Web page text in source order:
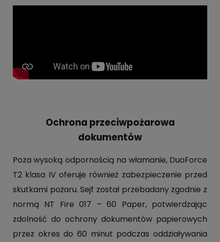
Ochrona przeciwpożarowa
dokumentów
Poza wysoką odpornością na włamanie, DuoForce
T2 klasa IV oferuje również zabezpieczenie przed
skutkami pożaru. Sejf został przebadany zgodnie z
normą NT Fire 017 – 60 Paper, potwierdzając
zdolność do ochrony dokumentów papierowych
przez okres do 60 minut podczas oddziaływania